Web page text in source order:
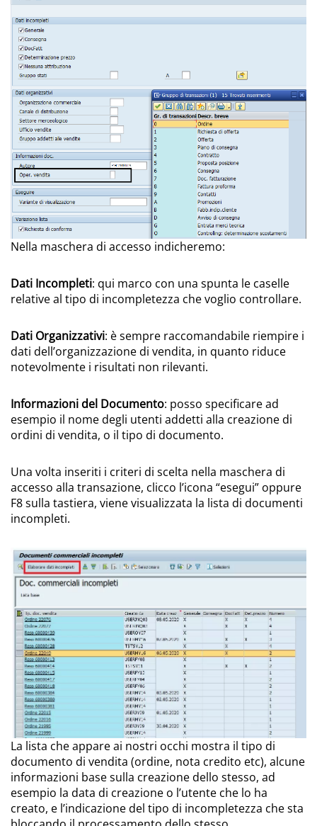
Nella maschera di accesso indicheremo:
Dati Incompleti: qui marco con una spunta le caselle
relative al tipo di incompletezza che voglio controllare.
Dati Organizzativi: è sempre raccomandabile riempire i
dati dell’organizzazione di vendita, in quanto riduce
notevolmente i risultati non rilevanti.
Informazioni del Documento: posso specificare ad
esempio il nome degli utenti addetti alla creazione di
ordini di vendita, o il tipo di documento.
Una volta inseriti i criteri di scelta nella maschera di
accesso alla transazione, clicco l’icona “esegui” oppure
F8 sulla tastiera, viene visualizzata la lista di documenti
incompleti.
La lista che appare ai nostri occhi mostra il tipo di
documento di vendita (ordine, nota credito etc), alcune
informazioni base sulla creazione dello stesso, ad
esempio la data di creazione o l’utente che lo ha
creato, e l’indicazione del tipo di incompletezza che sta